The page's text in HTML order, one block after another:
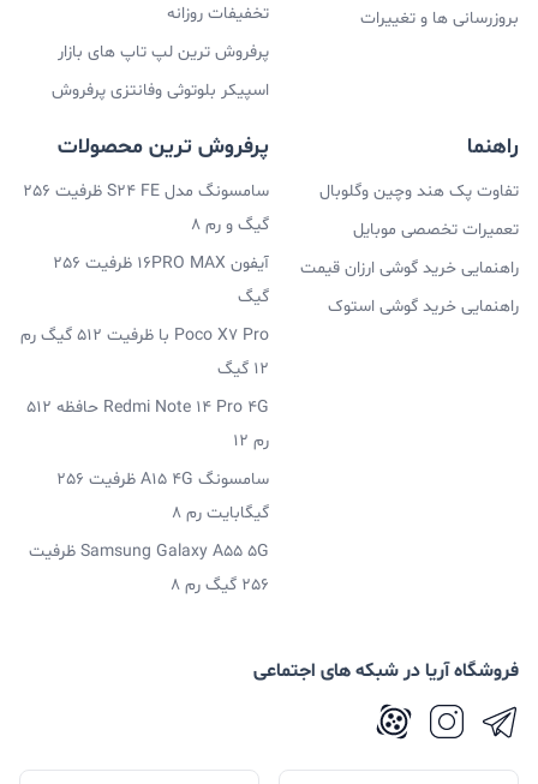
بروزرسانی ها و تغییرات
تخفیفات روزانه
پرفروش ترین لپ تاپ های بازار
اسپیکر بلوتوثی وفانتزی پرفروش
راهنما
تفاوت پک هند وچین وگلوبال
تعمیرات تخصصی موبایل
راهنمایی خرید گوشی ارزان قیمت
راهنمایی خرید گوشی استوک
پرفروش ترین محصولات
سامسونگ مدل S24 FE ظرفیت 256
گیگ و رم 8
آیفون 16PRO MAX ظرفیت 256
گیگ
Poco X7 Pro با ظرفیت 512 گیگ رم
12 گیگ
Redmi Note 14 Pro 4G حافظه 512
رم 12
سامسونگ A15 4G ظرفیت 256
گیگابایت رم 8
Samsung Galaxy A55 5G ظرفیت
256 گیگ رم 8
فروشگاه آریا در شبکه های اجتماعی